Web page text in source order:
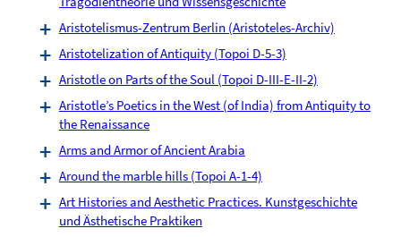
Aristotelismus-Zentrum Berlin (Aristoteles-Archiv)
Aristotelization of Antiquity (Topoi D-5-3)
Aristotle on Parts of the Soul (Topoi D-III-E-II-2)
Aristotle’s Poetics in the West (of India) from Antiquity to
the Renaissance
Arms and Armor of Ancient Arabia
Around the marble hills (Topoi A-1-4)
Art Histories and Aesthetic Practices. Kunstgeschichte
und Ästhetische Praktiken